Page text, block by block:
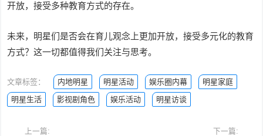
开放，接受多种教育方式的存在。
未来，明星们是否会在育儿观念上更加开放，接受多元化的教育
方式？这一切都值得我们关注与思考。
文章标签： 内地明星 明星活动 娱乐圈内幕
明星家庭
明星生活
影视剧角色 娱乐活动 明星访谈
上一篇: 下一篇: